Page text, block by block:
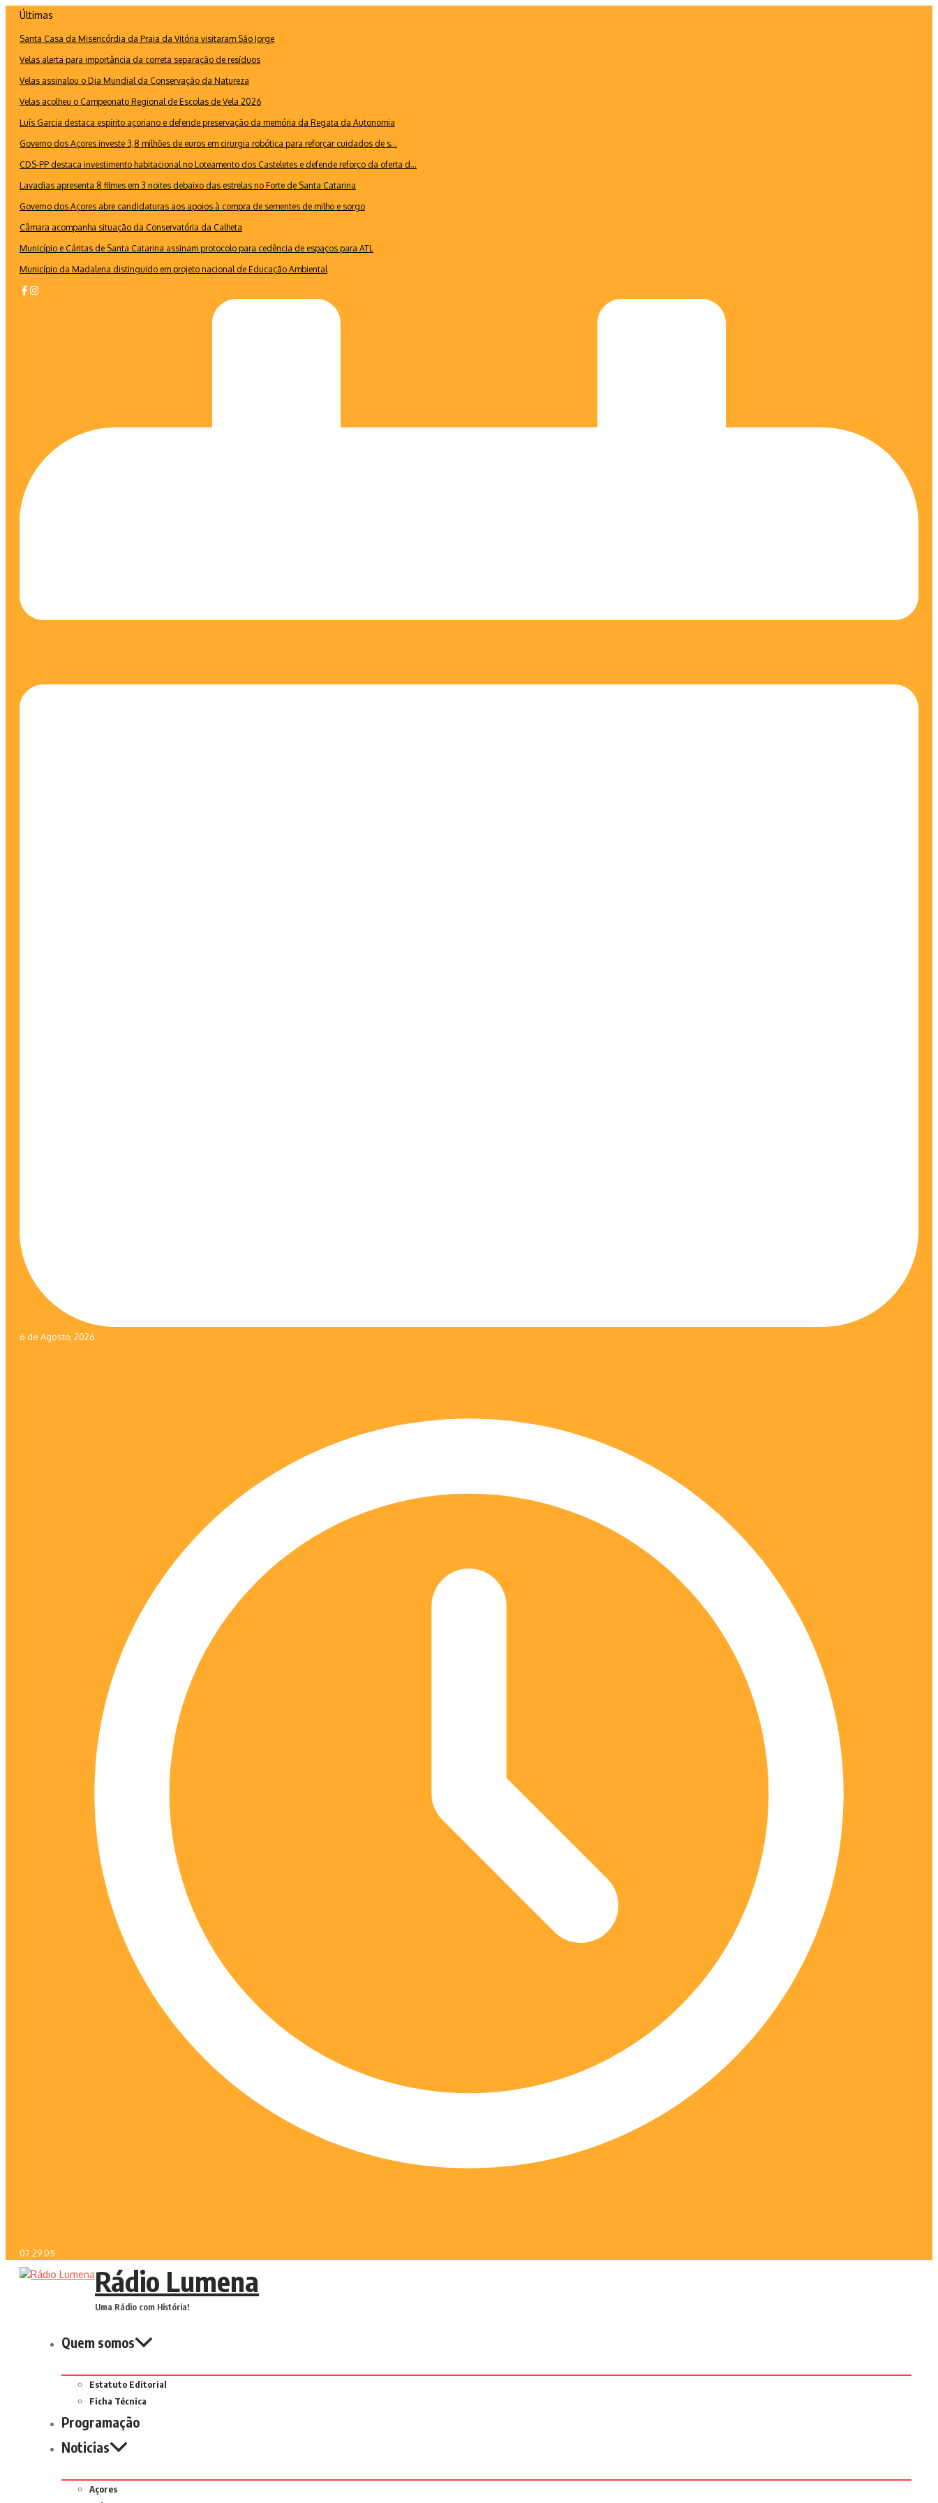
conteúdo
Últimas
Santa Casa da Misericórdia da Praia da Vitória visitaram São Jorge
Velas alerta para importância da correta separação de resíduos
Velas assinalou o Dia Mundial da Conservação da Natureza
Velas acolheu o Campeonato Regional de Escolas de Vela 2026
Luís Garcia destaca espírito açoriano e defende preservação da memória da Regata da Autonomia
Governo dos Açores investe 3,8 milhões de euros em cirurgia robótica para reforçar cuidados de s...
CDS-PP destaca investimento habitacional no Loteamento dos Casteletes e defende reforço da oferta d...
Lavadias apresenta 8 filmes em 3 noites debaixo das estrelas no Forte de Santa Catarina
Governo dos Açores abre candidaturas aos apoios à compra de sementes de milho e sorgo
Câmara acompanha situação da Conservatória da Calheta
Município e Cáritas de Santa Catarina assinam protocolo para cedência de espaços para ATL
Município da Madalena distinguido em projeto nacional de Educação Ambiental
6 de Agosto, 2026
07:29:05
Rádio Lumena
Uma Rádio com História!
Quem somos
Estatuto Editorial
Ficha Técnica
Programação
Noticias
Açores